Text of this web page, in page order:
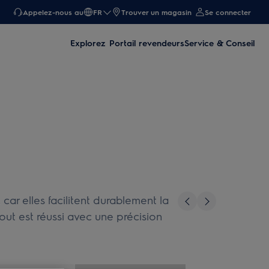
Appelez-nous au FR Trouver un magasin Se connecter
Explorez Portail revendeursService & Conseil
elles facilitent durablement la
est réussi avec une précision